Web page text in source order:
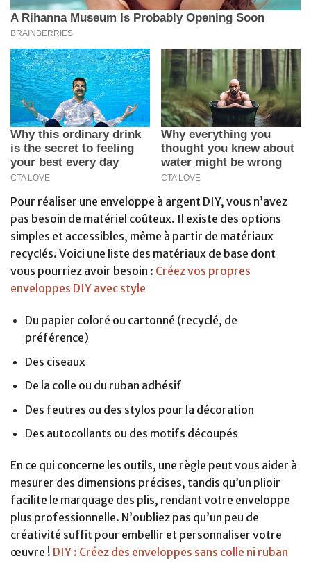
Pour réaliser une enveloppe à argent DIY, vous n’avez
pas besoin de matériel coûteux. Il existe des options
simples et accessibles, même à partir de matériaux
recyclés. Voici une liste des matériaux de base dont
vous pourriez avoir besoin : Créez vos propres
enveloppes DIY avec style
Du papier coloré ou cartonné (recyclé, de
préférence)
Des ciseaux
De la colle ou du ruban adhésif
Des feutres ou des stylos pour la décoration
Des autocollants ou des motifs découpés
En ce qui concerne les outils, une règle peut vous aider à
mesurer des dimensions précises, tandis qu’un plioir
facilite le marquage des plis, rendant votre enveloppe
plus professionnelle. N’oubliez pas qu’un peu de
créativité suffit pour embellir et personnaliser votre
œuvre ! DIY : Créez des enveloppes sans colle ni ruban